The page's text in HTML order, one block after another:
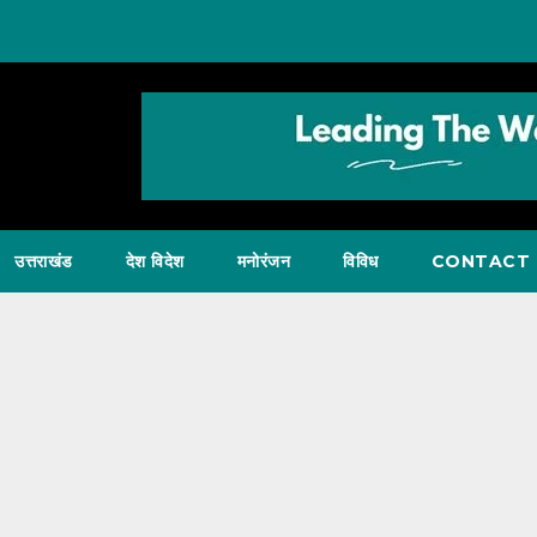
उत्तराखंड देश विदेश मनोरंजन विविध CONTACT